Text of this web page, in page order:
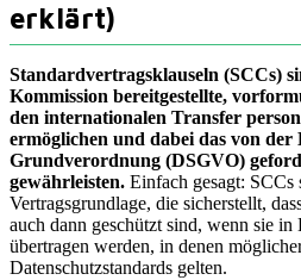
erklärt)
Standardvertragsklauseln (SCCs)
Kommission bereitgestellte,
den internationalen Transfer
ermöglichen und dabei das von der
Grundverordnung (DSGVO)
gewährleisten. Einfach gesagt: SCCs
Vertragsgrundlage, die sicherstellt,
auch dann geschützt sind, wenn sie
übertragen werden, in denen
Datenschutzstandards gelten.